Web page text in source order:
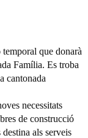
que donarà
Família. Es troba
cantonada
necessitats
de construcció
als serveis